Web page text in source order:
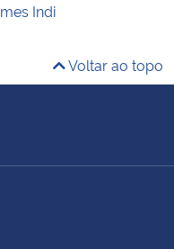
Indi
Voltar ao topo